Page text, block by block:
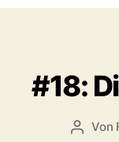
#18:
Von